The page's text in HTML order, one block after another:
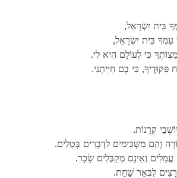
בֵּית יִשְׂרָאֵל
עַמְּךָ בֵּית יִשְׂרָאֵל
כִּי לְעוֹלָם הִיא לִי
כִּי בָם חִיִּיתָנִי
קְרָנוֹת
וְהֵם מַשְׁכִּימִים לִדְבָרִים בְּטֵלִים
עֲמֵלִים וְאֵינָם מְקַבְּלִים שָׂכָר
רָצִים לִבְאֵר שַׁחַת